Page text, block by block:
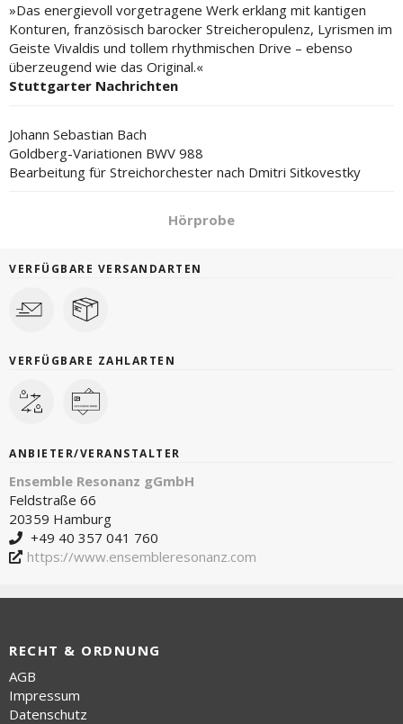
»Das energievoll vorgetragene Werk erklang mit kantigen
Konturen, französisch barocker Streicheropulenz, Lyrismen im
Geiste Vivaldis und tollem rhythmischen Drive – ebenso
überzeugend wie das Original.«
Stuttgarter Nachrichten
Johann Sebastian Bach
Goldberg-Variationen BWV 988
Bearbeitung für Streichorchester nach Dmitri Sitkovestky
Hörprobe
VERFÜGBARE VERSANDARTEN
VERFÜGBARE ZAHLARTEN
ANBIETER/VERANSTALTER
Ensemble Resonanz gGmbH
Feldstraße 66
20359 Hamburg
+49 40 357 041 760
https://www.ensembleresonanz.com
RECHT & ORDNUNG
AGB
Impressum
Datenschutz